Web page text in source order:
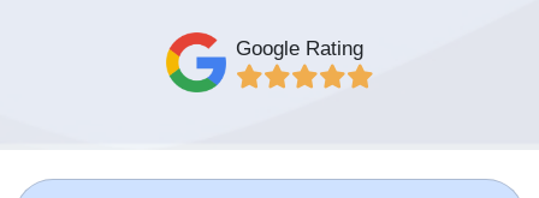
Google Rating